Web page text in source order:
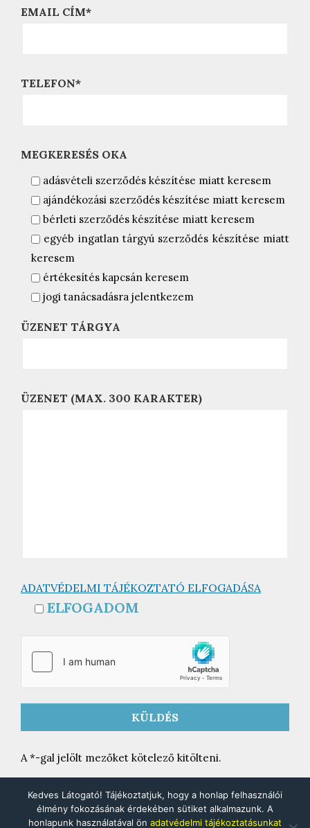
EMAIL CÍM*
TELEFON*
MEGKERESÉS OKA
adásvételi szerződés készítése miatt keresem
ajándékozási szerződés készítése miatt keresem
bérleti szerződés készítése miatt keresem
egyéb ingatlan tárgyú szerződés készítése miatt
keresem
értékesítés kapcsán keresem
jogi tanácsadásra jelentkezem
ÜZENET TÁRGYA
ÜZENET (MAX. 300 KARAKTER)
ADATVÉDELMI TÁJÉKOZTATÓ ELFOGADÁSA
ELFOGADOM
A *-gal jelölt mezőket kötelező kitölteni.
Kedves Látogató! Tájékoztatjuk, hogy a honlap felhasználói
élmény fokozásának érdekében sütiket alkalmazunk. A
honlapunk használatával ön adatvédelmi tájékoztatásunkat